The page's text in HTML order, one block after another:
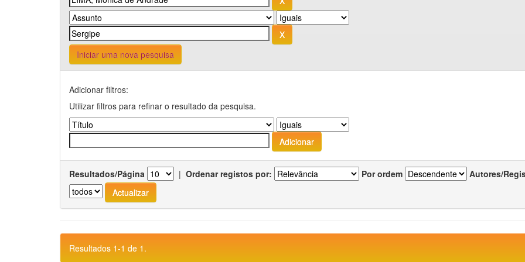
Iniciar uma nova pesquisa
Adicionar filtros:
Utilizar filtros para refinar o resultado da pesquisa.
Resultados/Página | Ordenar registos por: Por ordem Autores/
Resultados 1-1 de 1.